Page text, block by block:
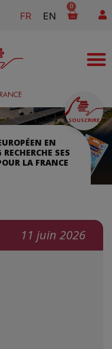
FR EN
0
SOUSCRIRE
EN
SES
LA FRANCE
11 juin 2026